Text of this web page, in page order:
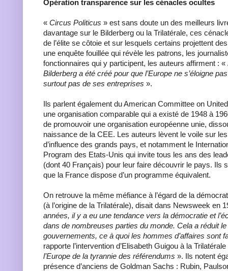
Opération transparence sur les cénacles ocultes
« Circus Politicus » est sans doute un des meilleurs
davantage sur le Bilderberg ou la Trilatérale, ces
de l’élite se côtoie et sur lesquels certains projettent
une enquête fouillée qui révèle les patrons, les
fonctionnaires qui y participent, les auteurs affirment : «
Bilderberg a été créé pour que l’Europe ne s’éloigne
surtout pas de ses entreprises ».
Ils parlent également du American Committee on
une organisation comparable qui a existé de 1948 à
de promouvoir une organisation européenne unie,
naissance de la CEE. Les auteurs lèvent le voile sur
d’influence des grands pays, et notamment le
Program des Etats-Unis qui invite tous les ans des
(dont 40 Français) pour leur faire découvrir le pays. Ils
que la France dispose d’un programme équivalent.
On retrouve la même méfiance à l’égard de la
(à l’origine de la Trilatérale), disait dans Newsweek en
années, il y a eu une tendance vers la démocratie et
dans de nombreuses parties du monde. Cela a réduit
gouvernements, ce à quoi les hommes d’affaires sont
rapporte l’intervention d’Elisabeth Guigou à la
l’Europe de la tyrannie des référendums ». Ils notent
présence d’anciens de Goldman Sachs : Rubin,